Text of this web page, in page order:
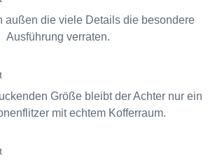
außen die viele Details die besondere
Ausführung verraten.
Größe bleibt der Achter nur ein
mit echtem Kofferraum.